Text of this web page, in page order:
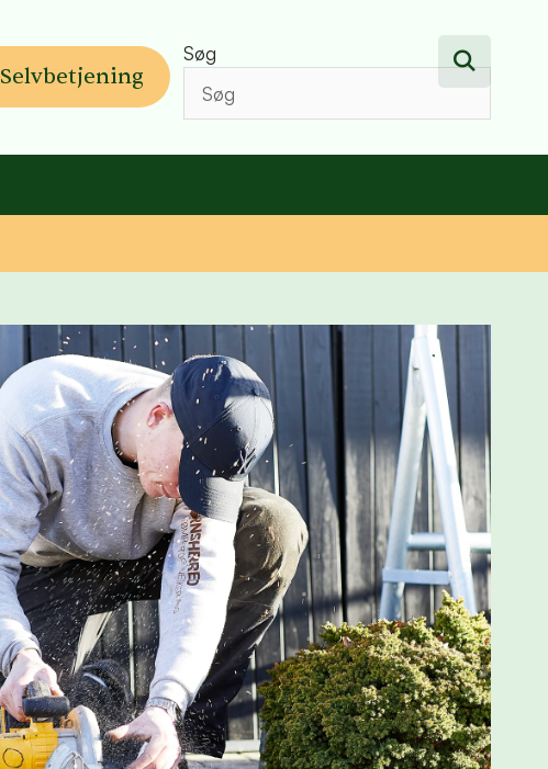
Selvbetjening
Søg